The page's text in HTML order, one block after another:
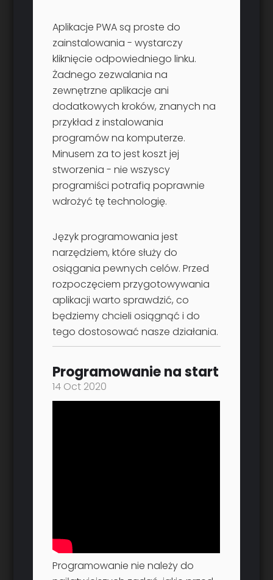
Aplikacje PWA są proste do
zainstalowania - wystarczy
kliknięcie odpowiedniego linku.
Żadnego zezwalania na
zewnętrzne aplikacje ani
dodatkowych kroków, znanych na
przykład z instalowania
programów na komputerze.
Minusem za to jest koszt jej
stworzenia - nie wszyscy
programiści potrafią poprawnie
wdrożyć tę technologię.
Język programowania jest
narzędziem, które służy do
osiągania pewnych celów. Przed
rozpoczęciem przygotowywania
aplikacji warto sprawdzić, co
będziemy chcieli osiągnąć i do
tego dostosować nasze działania.
Programowanie na start
14 Oct 2020
Programowanie nie należy do